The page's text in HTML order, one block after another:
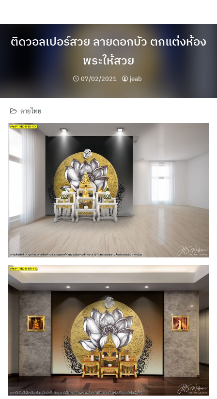
ติดวอลเปอร์สวย ลายดอกบัว ตกแต่งห้อง
พระให้สวย
07/02/2021 jeab
ลายไทย